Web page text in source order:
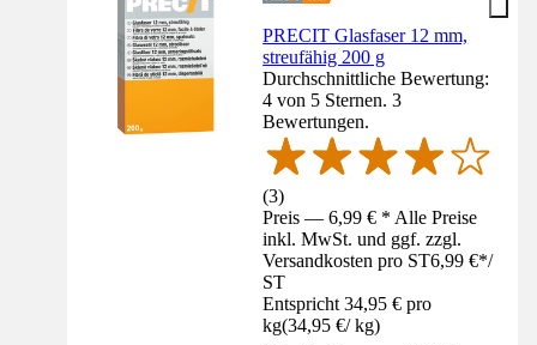
PRECIT Glasfaser 12 mm,
streufähig 200 g
Durchschnittliche Bewertung:
4 von 5 Sternen. 3
Bewertungen.
(3)
Preis — 6,99 € * Alle Preise
inkl. MwSt. und ggf. zzgl.
Versandkosten pro ST6,99 €*/
ST
Entspricht 34,95 € pro
kg(34,95 €/ kg)